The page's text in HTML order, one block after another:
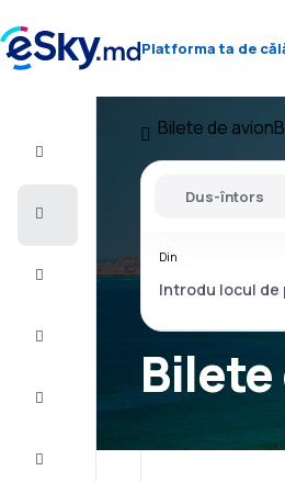
Platforma ta de
Inspiraţie şi
Bilete de avion
Dus-întors
Din